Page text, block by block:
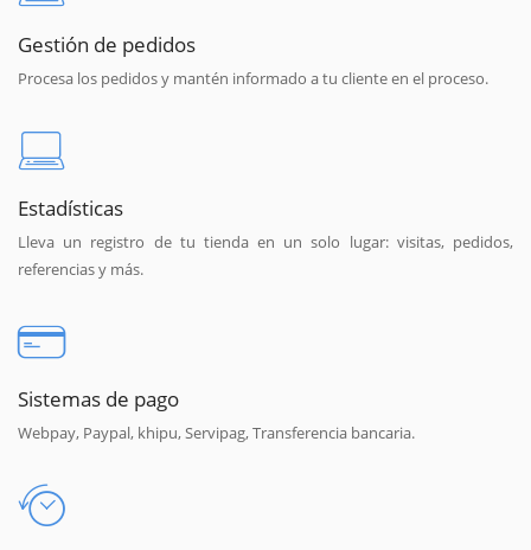
Gestión de pedidos
Procesa los pedidos y mantén informado a tu cliente en el proceso.
Estadísticas
Lleva un registro de tu tienda en un solo lugar: visitas, pedidos,
referencias y más.
Sistemas de pago
Webpay, Paypal, khipu, Servipag, Transferencia bancaria.